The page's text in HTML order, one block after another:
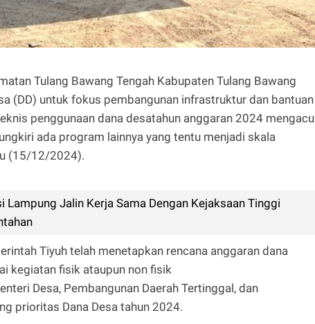
Tulang Bawang Tengah Kabupaten Tulang Bawang
(DD) untuk fokus pembangunan infrastruktur dan bantuan
penggunaan dana desatahun anggaran 2024 mengacu
ada program lainnya yang tentu menjadi skala
(15/12/2024).
Jalin Kerja Sama Dengan Kejaksaan Tinggi
Tiyuh telah menetapkan rencana anggaran dana
kegiatan fisik ataupun non fisik
Desa, Pembangunan Daerah Tertinggal, dan
prioritas Dana Desa tahun 2024.